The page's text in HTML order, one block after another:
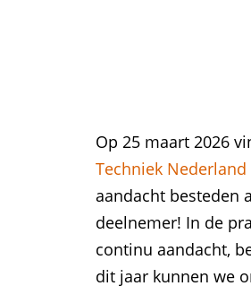
Op 25 maart 2026
Techniek Nederland
aandacht besteden
deelnemer! In de
continu aandacht,
dit jaar kunnen we